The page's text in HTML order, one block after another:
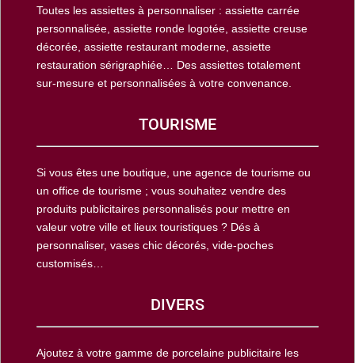
Toutes les assiettes à personnaliser : assiette carrée
personnalisée, assiette ronde logotée, assiette creuse
décorée, assiette restaurant moderne, assiette
restauration sérigraphiée… Des assiettes totalement
sur-mesure et personnalisées à votre convenance.
TOURISME
Si vous êtes une boutique, une agence de tourisme ou
un office de tourisme ; vous souhaitez vendre des
produits publicitaires personnalisés pour mettre en
valeur votre ville et lieux touristiques ? Dés à
personnaliser, vases chic décorés, vide-poches
customisés…
DIVERS
Ajoutez à votre gamme de porcelaine publicitaire les